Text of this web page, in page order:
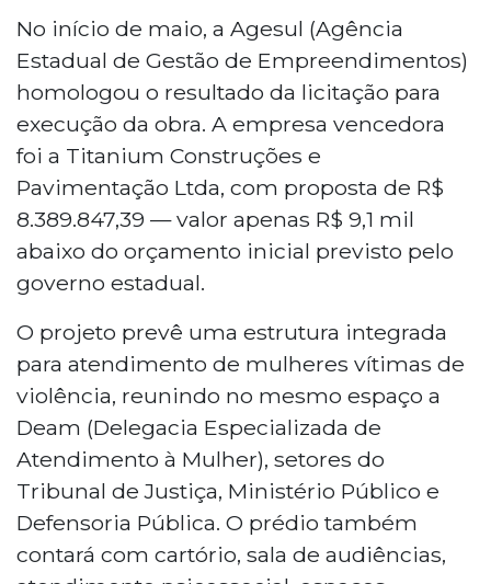
No início de maio, a Agesul (Agência
Estadual de Gestão de Empreendimentos)
homologou o resultado da licitação para
execução da obra. A empresa vencedora
foi a Titanium Construções e
Pavimentação Ltda, com proposta de R$
8.389.847,39 — valor apenas R$ 9,1 mil
abaixo do orçamento inicial previsto pelo
governo estadual.
O projeto prevê uma estrutura integrada
para atendimento de mulheres vítimas de
violência, reunindo no mesmo espaço a
Deam (Delegacia Especializada de
Atendimento à Mulher), setores do
Tribunal de Justiça, Ministério Público e
Defensoria Pública. O prédio também
contará com cartório, sala de audiências,